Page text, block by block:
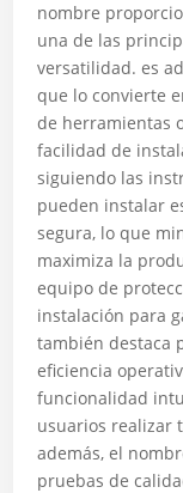
nombre
una de las
versatilidad. es
que lo convierte
de herramientas
facilidad de
siguiendo las
pueden instalar
segura, lo que
maximiza la
equipo de
instalación para
también destaca
eficiencia
funcionalidad
usuarios realizar
además, el
pruebas de